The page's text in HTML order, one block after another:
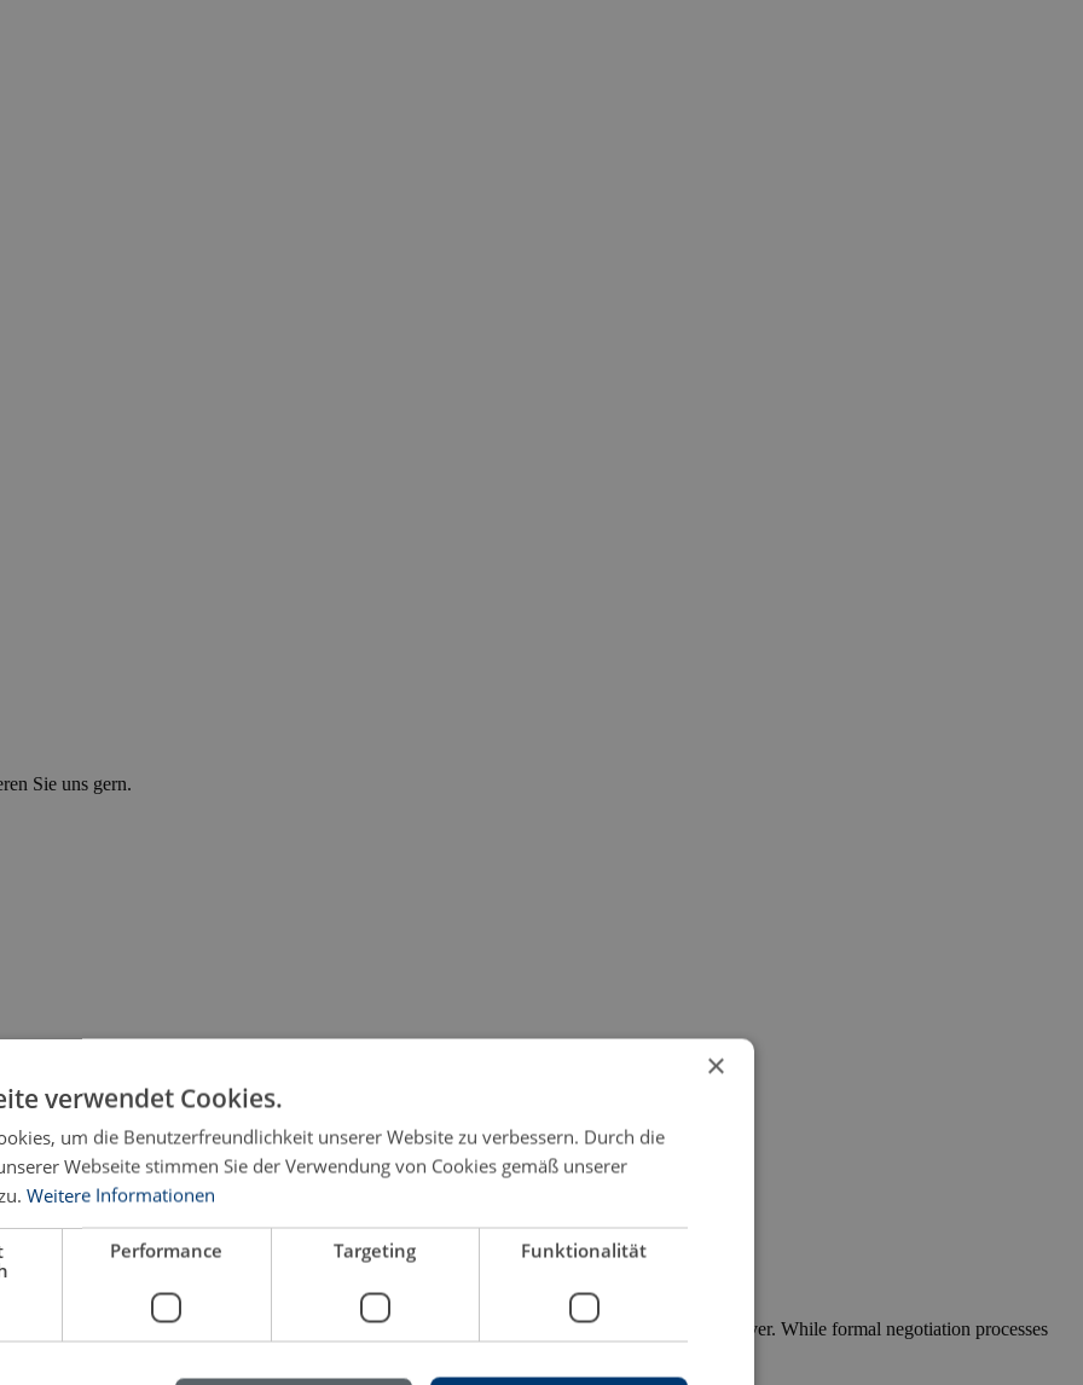
Sie uns gern.
and shifting power dynamics have made negotiations more complex and conflict-ridden than ever. While formal negotiation processes
long before the parties meet at the table. [...]
×
verwendet Cookies.
um die Benutzerfreundlichkeit unserer Website zu verbessern. Durch die
Webseite stimmen Sie der Verwendung von Cookies gemäß unserer
Weitere Informationen
Performance Targeting Funktionalität